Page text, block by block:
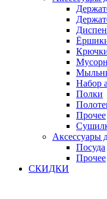
Набор
Полки
Прочее
Аксессуары
Посуда
Прочее
СКИДКИ